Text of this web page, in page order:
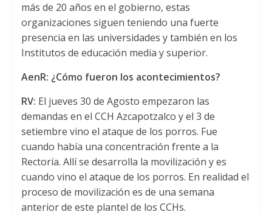
más de 20 años en el gobierno, estas
organizaciones siguen teniendo una fuerte
presencia en las universidades y también en los
Institutos de educación media y superior.
AenR: ¿Cómo fueron los acontecimientos?
RV: El jueves 30 de Agosto empezaron las
demandas en el CCH Azcapotzalco y el 3 de
setiembre vino el ataque de los porros. Fue
cuando había una concentración frente a la
Rectoría. Allí se desarrolla la movilización y es
cuando vino el ataque de los porros. En realidad el
proceso de movilización es de una semana
anterior de este plantel de los CCHs.